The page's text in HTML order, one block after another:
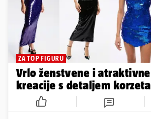
ZA TOP FIGURU
Vrlo ženstvene i atraktivne
kreacije s detaljem korzeta